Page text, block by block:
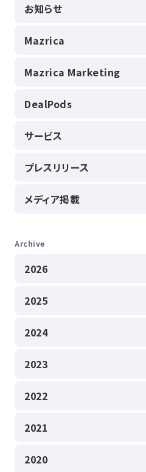
お知らせ
Mazrica
Mazrica Marketing
DealPods
サービス
プレスリリース
メディア掲載
Archive
2026
2025
2024
2023
2022
2021
2020